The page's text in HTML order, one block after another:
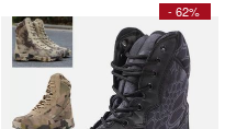
- 62%